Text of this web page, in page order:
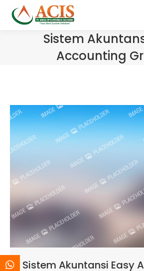
Sistem
Accounting
Sistem Akuntansi Easy